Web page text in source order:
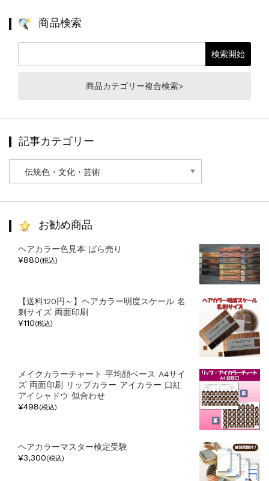
商品検索
商品カテゴリー複合検索>
記事カテゴリー
カ
リ
お勧め商品
ヘアカラー色見本 ばら売り
¥880(税込)
【送料120円～】ヘアカラー明度スケール 名
刺サイズ 両面印刷
¥110(税込)
メイクカラーチャート 平均顔ベース A4サイ
ズ 両面印刷 リップカラー アイカラー 口紅
アイシャドウ 似合わせ
¥498(税込)
ヘアカラーマスター検定受験
¥3,300(税込)